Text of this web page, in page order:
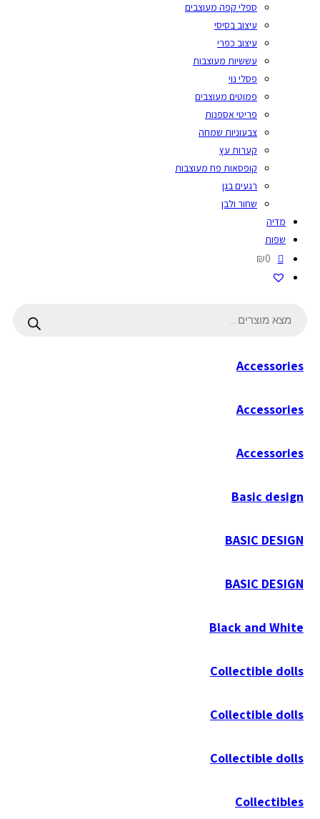
ספלי קפה מעוצבים
עיצוב בסיסי
עיצוב כפרי
עששיות מעוצבות
פסלי נוי
פמוטים מעוצבים
פריטי אספנות
צבעוניות שמחה
קערות עץ
קופסאות פח מעוצבות
רגעים בגן
שחור ולבן
מדיה
שפות
₪0
search
Accessories
Accessories
Accessories
Basic design
BASIC DESIGN
BASIC DESIGN
Black and White
Collectible dolls
Collectible dolls
Collectible dolls
Collectibles